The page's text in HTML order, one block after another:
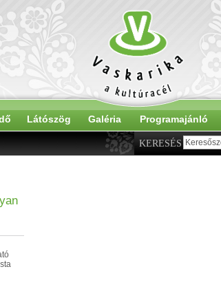
Látószög Galéria Programajánló
KERESÉS